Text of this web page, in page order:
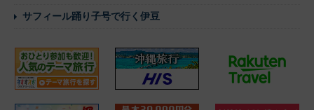
サフィール踊り子号で行く伊豆